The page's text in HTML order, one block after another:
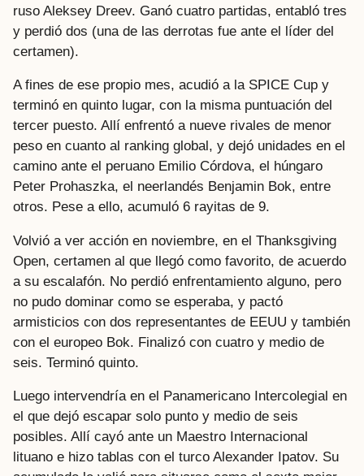
ruso Aleksey Dreev. Ganó cuatro partidas, entabló tres
y perdió dos (una de las derrotas fue ante el líder del
certamen).
A fines de ese propio mes, acudió a la SPICE Cup y
terminó en quinto lugar, con la misma puntuación del
tercer puesto. Allí enfrentó a nueve rivales de menor
peso en cuanto al ranking global, y dejó unidades en el
camino ante el peruano Emilio Córdova, el húngaro
Peter Prohaszka, el neerlandés Benjamin Bok, entre
otros. Pese a ello, acumuló 6 rayitas de 9.
Volvió a ver acción en noviembre, en el Thanksgiving
Open, certamen al que llegó como favorito, de acuerdo
a su escalafón. No perdió enfrentamiento alguno, pero
no pudo dominar como se esperaba, y pactó
armisticios con dos representantes de EEUU y también
con el europeo Bok. Finalizó con cuatro y medio de
seis. Terminó quinto.
Luego intervendría en el Panamericano Intercolegial en
el que dejó escapar solo punto y medio de seis
posibles. Allí cayó ante un Maestro Internacional
lituano e hizo tablas con el turco Alexander Ipatov. Su